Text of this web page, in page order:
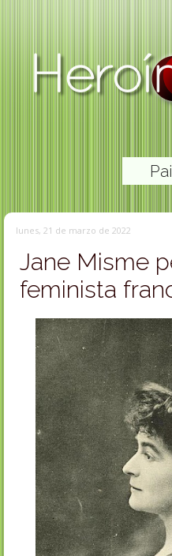
lunes, 21 de marzo de 2022
Jane Misme
feminista